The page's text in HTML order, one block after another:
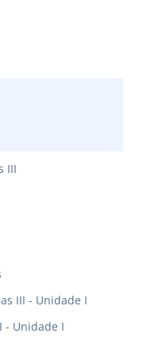
III
III - Unidade I
- Unidade I